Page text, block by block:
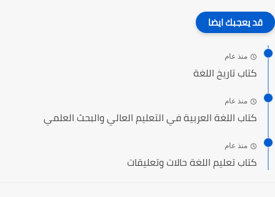
قد يعجبك ايضا
منذ عام
كتاب تاريخ اللغة
منذ عام
كتاب اللغة العربية في التعليم العالي والبحث العلمي
منذ عام
كتاب تعليم اللغة حالات وتعليقات